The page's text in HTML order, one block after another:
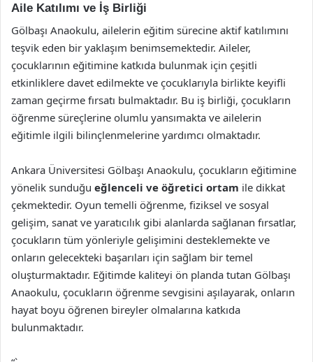
Aile Katılımı ve İş Birliği
Gölbaşı Anaokulu, ailelerin eğitim sürecine aktif katılımını
teşvik eden bir yaklaşım benimsemektedir. Aileler,
çocuklarının eğitimine katkıda bulunmak için çeşitli
etkinliklere davet edilmekte ve çocuklarıyla birlikte keyifli
zaman geçirme fırsatı bulmaktadır. Bu iş birliği, çocukların
öğrenme süreçlerine olumlu yansımakta ve ailelerin
eğitimle ilgili bilinçlenmelerine yardımcı olmaktadır.
Ankara Üniversitesi Gölbaşı Anaokulu, çocukların eğitimine
yönelik sunduğu eğlenceli ve öğretici ortam ile dikkat
çekmektedir. Oyun temelli öğrenme, fiziksel ve sosyal
gelişim, sanat ve yaratıcılık gibi alanlarda sağlanan fırsatlar,
çocukların tüm yönleriyle gelişimini desteklemekte ve
onların gelecekteki başarıları için sağlam bir temel
oluşturmaktadır. Eğitimde kaliteyi ön planda tutan Gölbaşı
Anaokulu, çocukların öğrenme sevgisini aşılayarak, onların
hayat boyu öğrenen bireyler olmalarına katkıda
bulunmaktadır.